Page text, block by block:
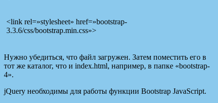
<link rel=»stylesheet» href=»bootstrap-
3.3.6/css/bootstrap.min.css»>
Нужно убедиться, что файл загружен. Затем поместить его в
тот же каталог, что и index.html, например, в папке «bootstrap-
4».
jQuery необходимы для работы функции Bootstrap JavaScript.